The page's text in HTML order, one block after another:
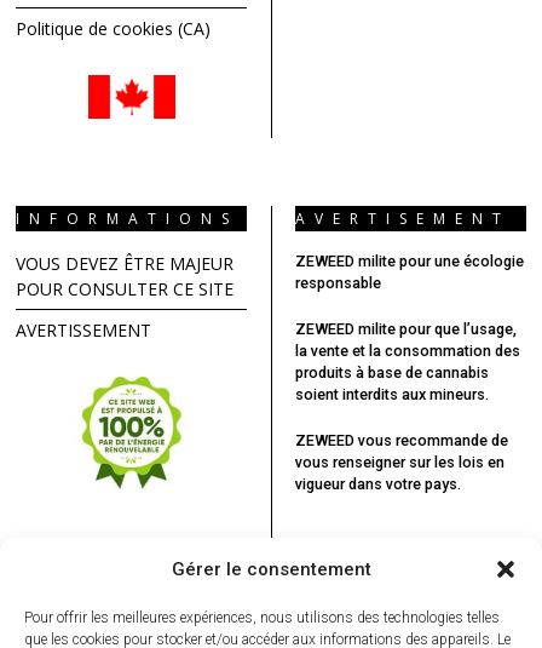
Gérer le consentement
Pour offrir les meilleures expériences, nous utilisons des technologies telles
que les cookies pour stocker et/ou accéder aux informations des appareils. Le
Politique de cookies (CA)
INFORMATIONS
VOUS DEVEZ ÊTRE MAJEUR
POUR CONSULTER CE SITE
AVERTISSEMENT
AVERTISEMENT
ZEWEED milite pour une écologie
responsable
ZEWEED milite pour que l’usage,
la vente et la consommation des
produits à base de cannabis
soient interdits aux mineurs.
ZEWEED vous recommande de
vous renseigner sur les lois en
vigueur dans votre pays.